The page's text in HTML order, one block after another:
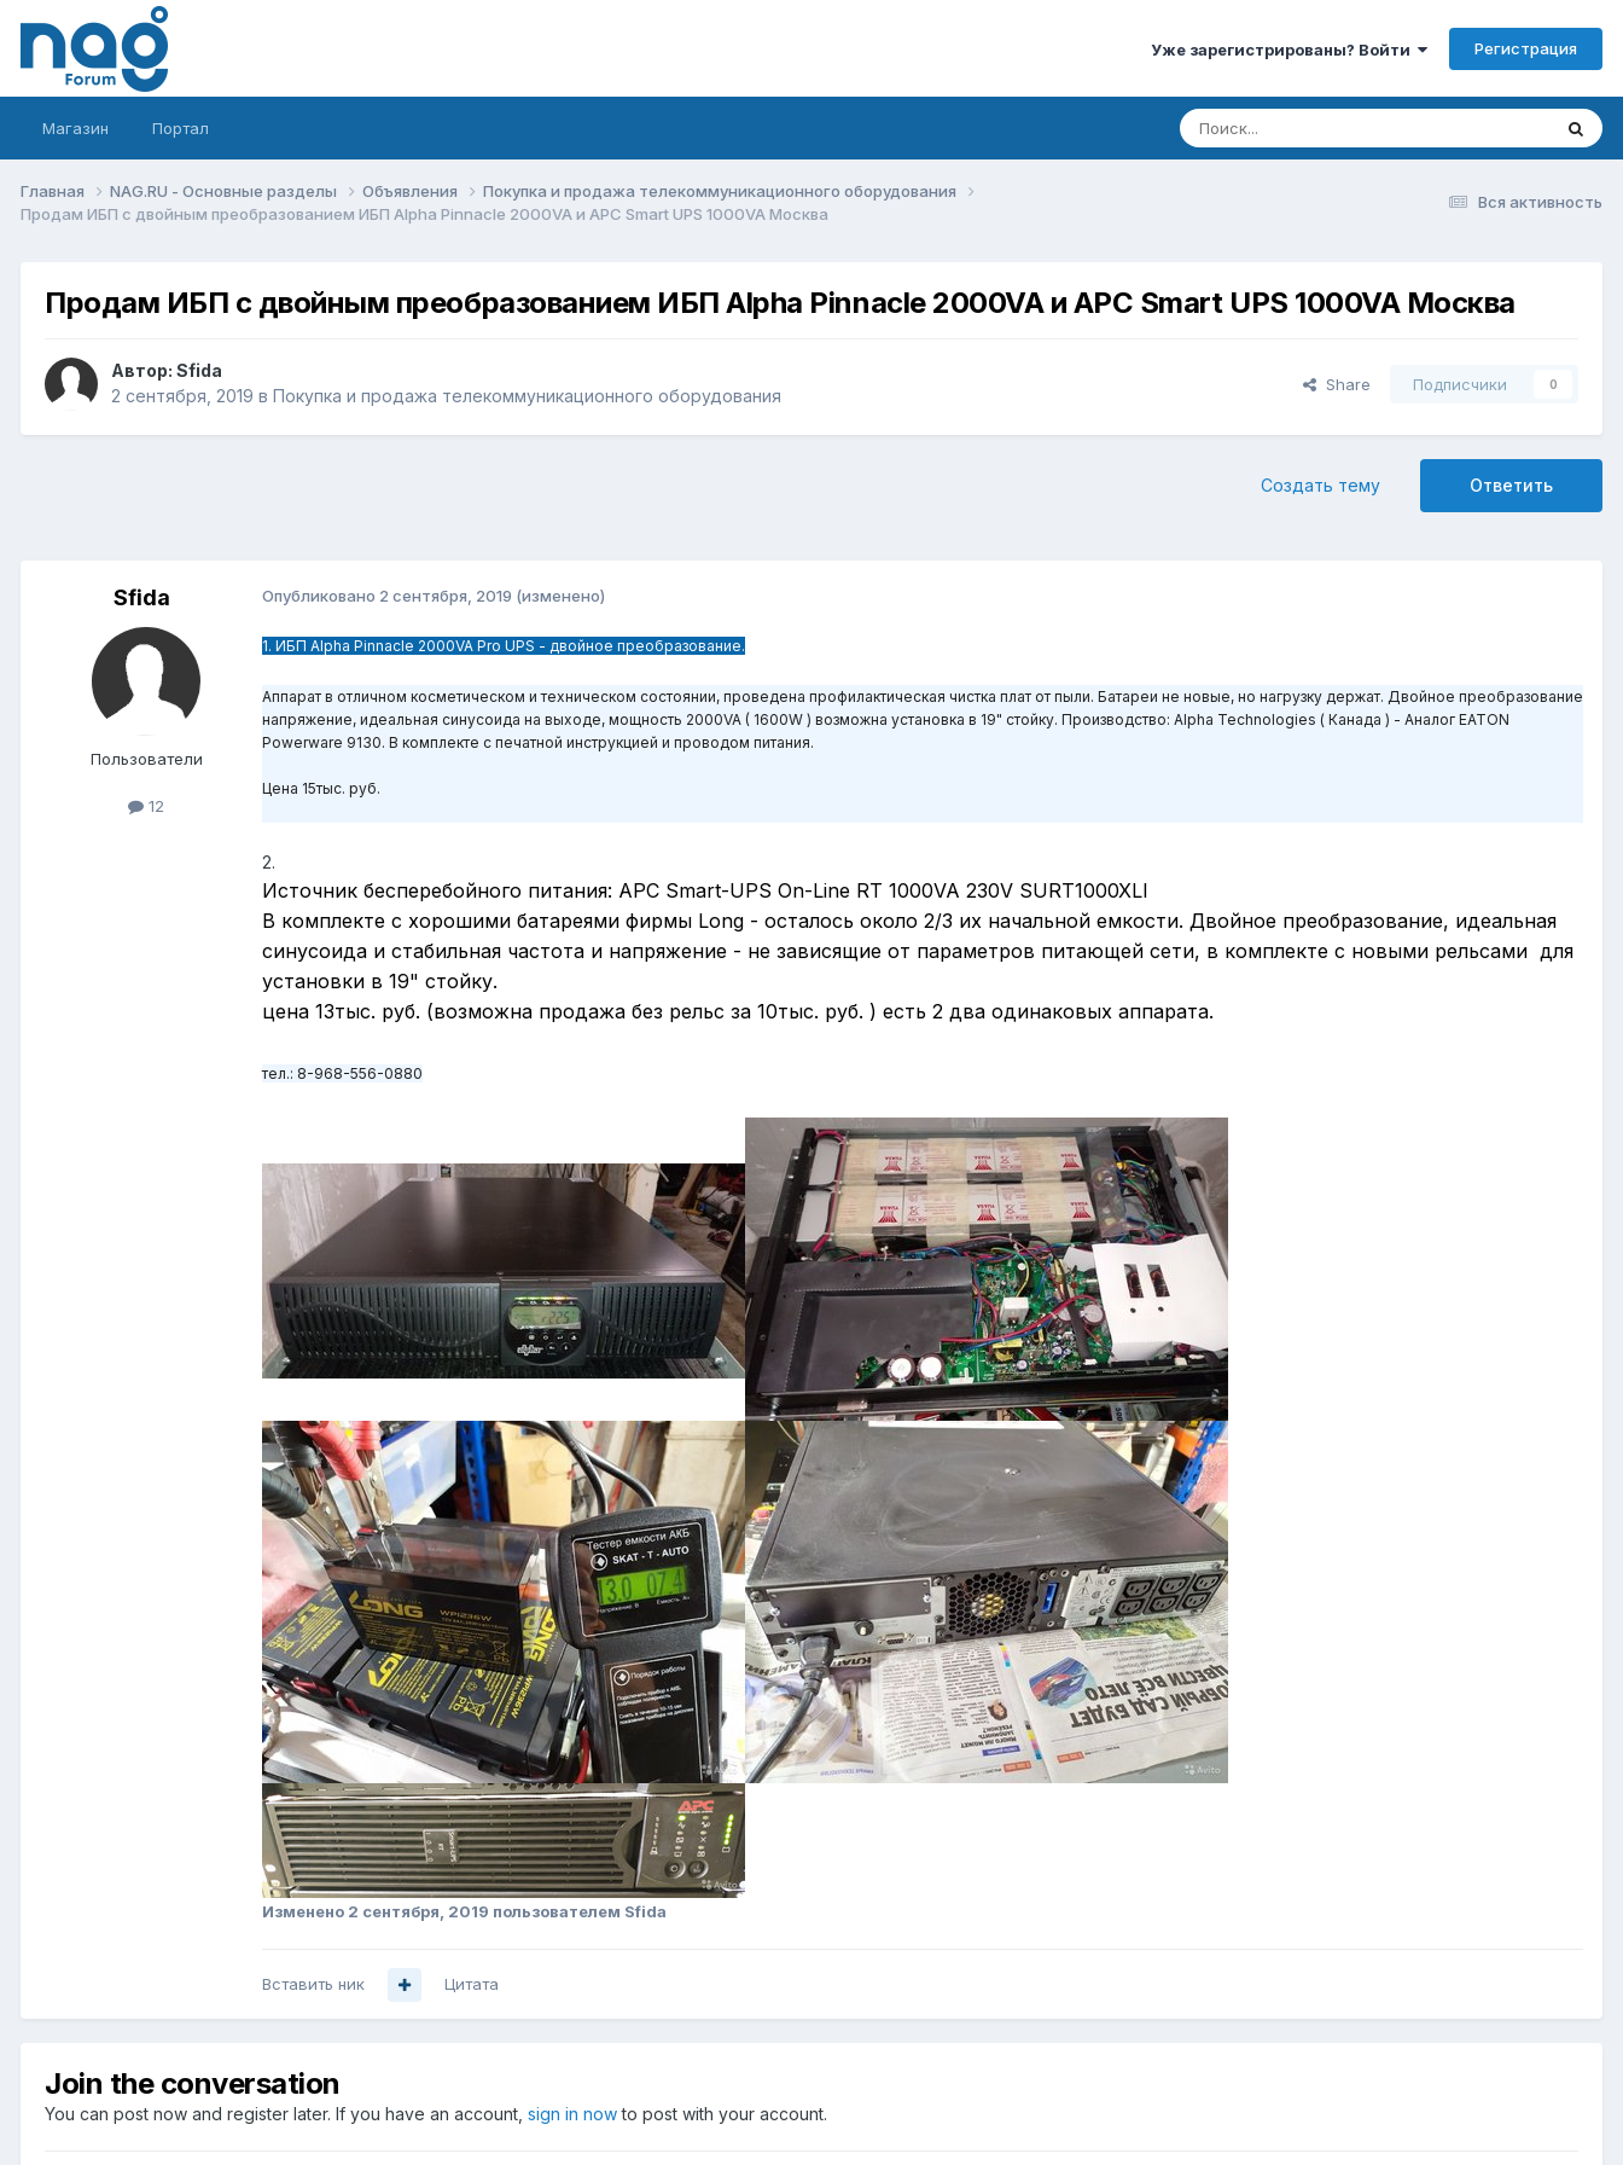
Уже зарегистрированы? Войти Регистрация
Магазин Портал
Вся активность
Главная NAG.RU - Основные разделы Объявления
Покупка и продажа телекоммуникационного оборудования
Продам ИБП с двойным преобразованием ИБП Alpha Pinnacle 2000VA и APC Smart UPS 1000VA Москва
Продам ИБП с двойным преобразованием ИБП Alpha Pinnacle 2000VA и APC Smart UPS 1000VA Москва
Автор: Sfida
2 сентября, 2019 в Покупка и продажа телекоммуникационного оборудования
Share Подписчики 0
Ответить
Создать тему
Sfida
Пользователи
12
Опубликовано 2 сентября, 2019 (изменено)
1. ИБП Alpha Pinnacle 2000VA Pro UPS - двойное преобразование.
Аппарат в отличном косметическом и техническом состоянии, проведена профилактическая чистка плат от пыли. Батареи не новые, но нагрузку держат. Двойное преобразование
напряжение, идеальная синусоида на выходе, мощность 2000VA ( 1600W ) возможна установка в 19" стойку. Производство: Alpha Technologies ( Канада ) - Аналог EATON
Powerware 9130. В комплекте с печатной инструкцией и проводом питания.
Цена 15тыс. руб.
2.
Источник бесперебойного питания: APC Smart-UPS On-Line RT 1000VA 230V SURT1000XLI
В комплекте с хорошими батареями фирмы Long - осталось около 2/3 их начальной емкости. Двойное преобразование, идеальная
синусоида и стабильная частота и напряжение - не зависящие от параметров питающей сети, в комплекте с новыми рельсами для
установки в 19" стойку.
цена 13тыс. руб. (возможна продажа без рельс за 10тыс. руб. ) есть 2 два одинаковых аппарата.
тел.: 8-968-556-0880
Изменено 2 сентября, 2019 пользователем Sfida
Вставить ник Цитата
Join the conversation
You can post now and register later. If you have an account, sign in nowto post with your account.